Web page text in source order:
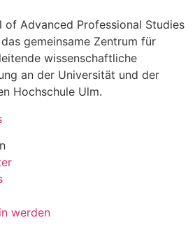
of Advanced Professional Studies
gemeinsame Zentrum für
wissenschaftliche
an der Universität und der
Hochschule Ulm.
werden